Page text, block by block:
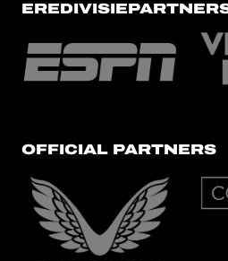
OFFICIAL PARTNERS